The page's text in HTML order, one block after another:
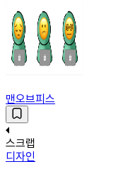
맨오브피스
스크랩
디자인